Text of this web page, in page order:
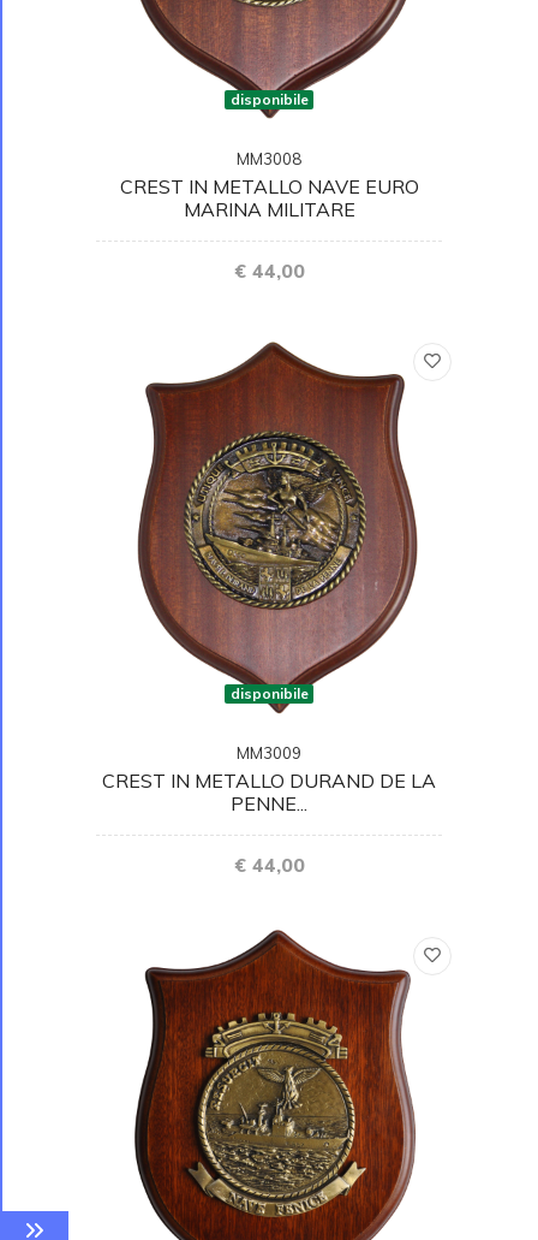
disponibile
MM3008
CREST IN METALLO NAVE EURO
MARINA MILITARE
€ 44,00
disponibile
MM3009
CREST IN METALLO DURAND DE LA
PENNE...
€ 44,00